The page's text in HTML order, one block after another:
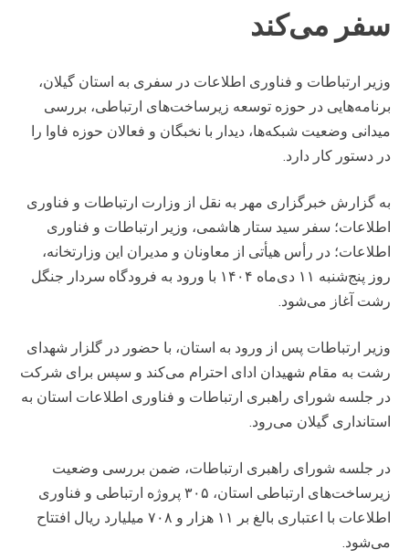
سفر می‌کند
وزیر ارتباطات و فناوری اطلاعات در سفری به استان گیلان،
برنامه‌هایی در حوزه توسعه زیرساخت‌های ارتباطی، بررسی
میدانی وضعیت شبکه‌ها، دیدار با نخبگان و فعالان حوزه فاوا را
در دستور کار دارد.
به گزارش خبرگزاری مهر به نقل از وزارت ارتباطات و فناوری
اطلاعات؛ سفر سید ستار هاشمی، وزیر ارتباطات و فناوری
اطلاعات؛ در رأس هیأتی از معاونان و مدیران این وزارتخانه،
روز پنج‌شنبه ۱۱ دی‌ماه ۱۴۰۴ با ورود به فرودگاه سردار جنگل
رشت آغاز می‌شود.
وزیر ارتباطات پس از ورود به استان، با حضور در گلزار شهدای
رشت به مقام شهیدان ادای احترام می‌کند و سپس برای شرکت
در جلسه شورای راهبری ارتباطات و فناوری اطلاعات استان به
استانداری گیلان می‌رود.
در جلسه شورای راهبری ارتباطات، ضمن بررسی وضعیت
زیرساخت‌های ارتباطی استان، ۳۰۵ پروژه ارتباطی و فناوری
اطلاعات با اعتباری بالغ بر ۱۱ هزار و ۷۰۸ میلیارد ریال افتتاح
می‌شود.